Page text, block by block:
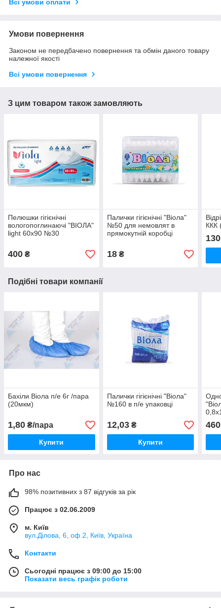
Всі умови оплати
Умови повернення
Законом не передбачено повернення та обмін даного товару
належної якості
Всі умови повернення
З цим товаром також замовляють
Пелюшки гігієнічні
вологопоглинаючі "ВІОЛА"
light 60х90 №30
400 ₴
Палички гігієнічні "Віола"
№50 для немовлят в
прямокутній коробці
18₴
ККК
Подібні товари компанії
Бахіли Віола п/е 6г /пара
(20мкм)
1,80 ₴/пара
Купити
Палички гігієнічні "Віола"
№160 в п/е упаковці
12,03₴
Купити
460
Про нас
98% позитивних з 87 відгуків за рік
Працює з 02.06.2009
м. Київ
вул.Ділова, 6, оф.2, Київ, Україна
Контакти
Сьогодні працює з 09:00 до 15:00
Показати весь графік роботи